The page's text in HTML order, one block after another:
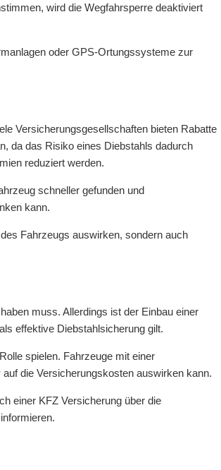
wird die Wegfahrsperre deaktiviert
oder GPS-Ortungssysteme zur
Versicherungsgesellschaften bieten Rabatte
da das Risiko eines Diebstahls dadurch
reduziert werden.
schneller gefunden und
kann.
Fahrzeugs auswirken, sondern auch
muss. Allerdings ist der Einbau einer
effektive Diebstahlsicherung gilt.
spielen. Fahrzeuge mit einer
die Versicherungskosten auswirken kann.
einer KFZ Versicherung über die